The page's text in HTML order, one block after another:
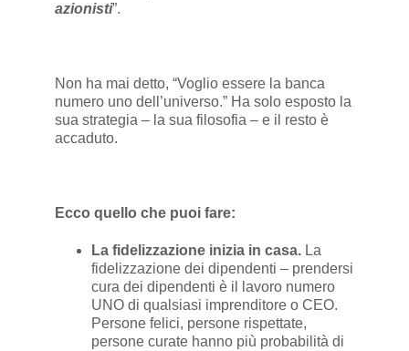
azionisti”.
Non ha mai detto, “Voglio essere la banca
numero uno dell’universo.” Ha solo esposto la
sua strategia – la sua filosofia – e il resto è
accaduto.
Ecco quello che puoi fare:
La fidelizzazione inizia in casa. La
fidelizzazione dei dipendenti – prendersi
cura dei dipendenti è il lavoro numero
UNO di qualsiasi imprenditore o CEO.
Persone felici, persone rispettate,
persone curate hanno più probabilità di